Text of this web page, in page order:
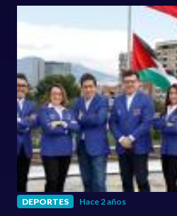
DEPORTES Hace 2 años